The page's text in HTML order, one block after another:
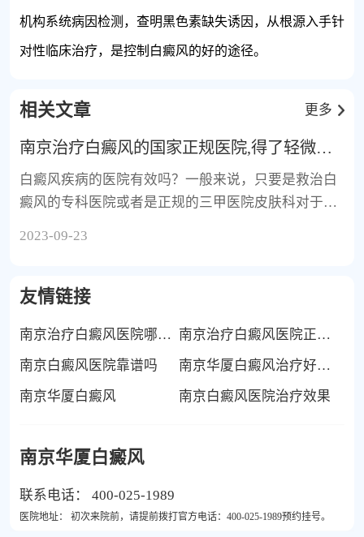
机构系统病因检测，查明黑色素缺失诱因，从根源入手针
对性临床治疗，是控制白癜风的好的途径。
相关文章 更多
南京治疗白癜风的国家正规医院,得了轻微白癜
白癜风疾病的医院有效吗？一般来说，只要是救治白
癜风的专科医院或者是正规的三甲医院皮肤科对于救
2023-09-23
友情链接
南京治疗白癜风医院哪家好
南京治疗白癜风医院正规吗
南京白癜风医院靠谱吗
南京华厦白癜风治疗好不好
南京华厦白癜风
南京白癜风医院治疗效果
南京华厦白癜风
联系电话： 400-025-1989
医院地址： 初次来院前，请提前拨打官方电话：400-025-1989预约挂号。